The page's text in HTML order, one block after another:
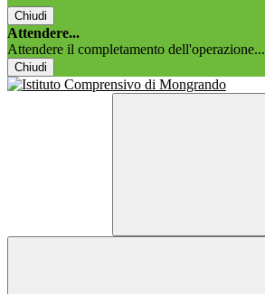
Chiudi
Attendere...
Attendere il completamento dell'operazione...
Chiudi